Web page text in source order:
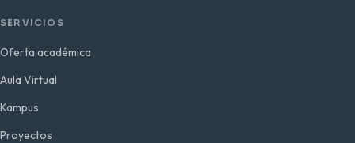
SERVICIOS
Oferta académica
Aula Virtual
Kampus
Proyectos